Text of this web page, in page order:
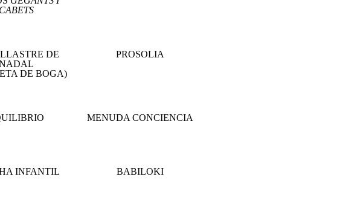
CABETS
DE
DE BOGA)
PROSOLIA
MENUDA CONCIENCIA
INFANTIL BABILOKI